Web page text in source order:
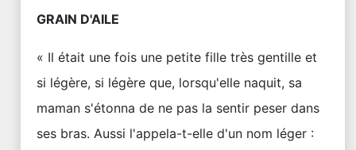
GRAIN D'AILE
« Il était une fois une petite fille très gentille et
si légère, si légère que, lorsqu'elle naquit, sa
maman s'étonna de ne pas la sentir peser dans
ses bras. Aussi l'appela-t-elle d'un nom léger :